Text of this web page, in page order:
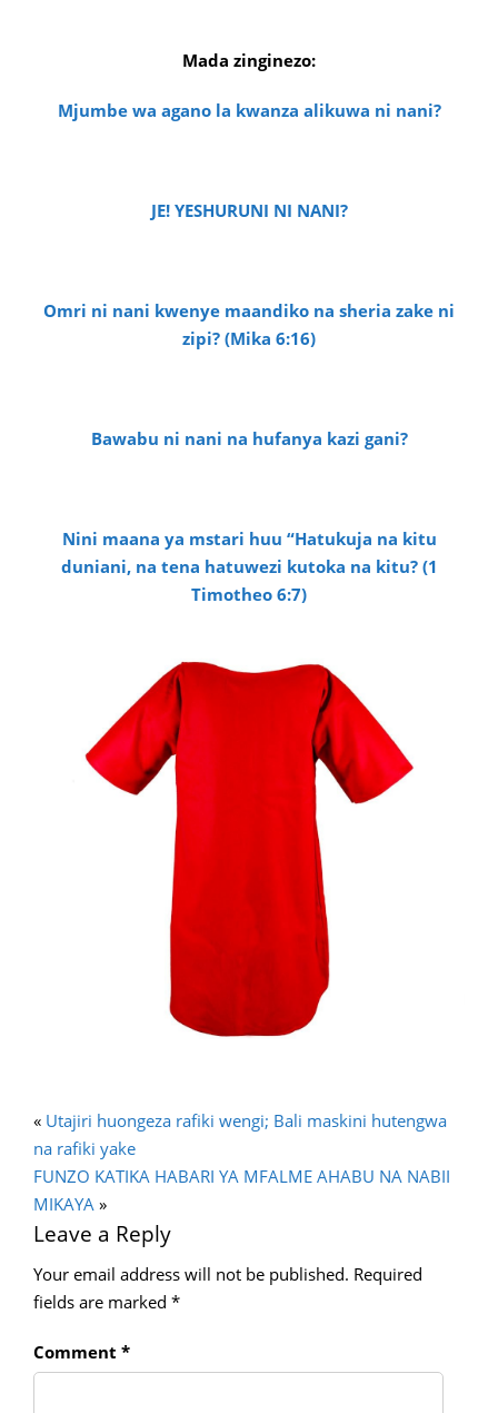
Mada zinginezo:
Mjumbe wa agano la kwanza alikuwa ni nani?
JE! YESHURUNI NI NANI?
Omri ni nani kwenye maandiko na sheria zake ni
zipi? (Mika 6:16)
Bawabu ni nani na hufanya kazi gani?
Nini maana ya mstari huu “Hatukuja na kitu
duniani, na tena hatuwezi kutoka na kitu? (1
Timotheo 6:7)
« Utajiri huongeza rafiki wengi; Bali maskini hutengwa
na rafiki yake
FUNZO KATIKA HABARI YA MFALME AHABU NA NABII
MIKAYA »
Leave a Reply
Your email address will not be published. Required
fields are marked *
Comment *